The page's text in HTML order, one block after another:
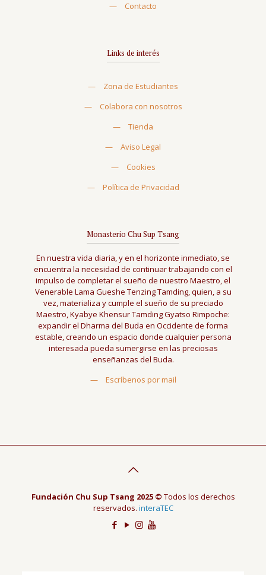
—
Contacto
Links de interés
—
Zona de Estudiantes
—
Colabora con nosotros
—
Tienda
—
Aviso Legal
—
Cookies
—
Política de Privacidad
Monasterio Chu Sup Tsang
En nuestra vida diaria, y en el horizonte inmediato, se
encuentra la necesidad de continuar trabajando con el
impulso de completar el sueño de nuestro Maestro, el
Venerable Lama Gueshe Tenzing Tamding, quien, a su
vez, materializa y cumple el sueño de su preciado
Maestro, Kyabye Khensur Tamding Gyatso Rimpoche:
expandir el Dharma del Buda en Occidente de forma
estable, creando un espacio donde cualquier persona
interesada pueda sumergirse en las preciosas
enseñanzas del Buda.
—
Escríbenos por mail
Fundación Chu Sup Tsang 2025 © Todos los derechos
reservados. interaTEC